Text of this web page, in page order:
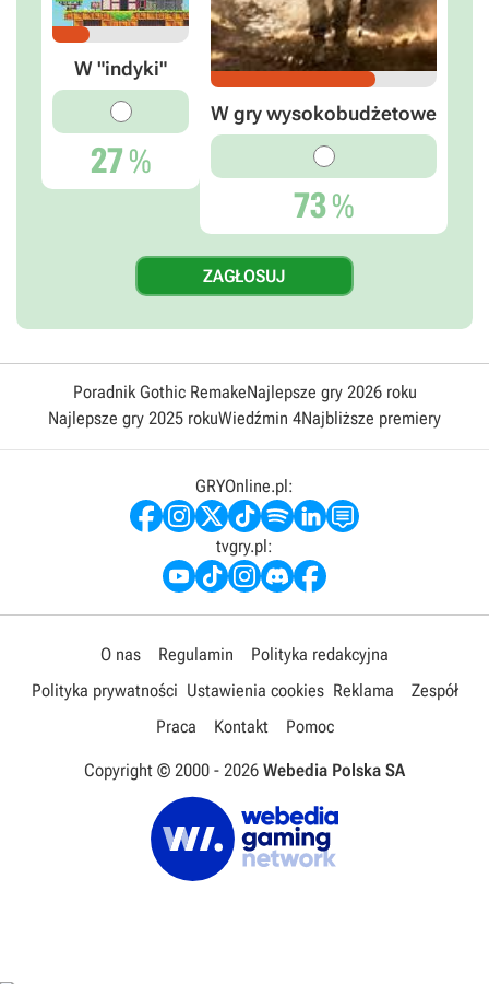
W "indyki"
27 %
W gry wysokobudżetowe
73%
Poradnik Gothic RemakeNajlepsze gry 2026 roku
Najlepsze gry 2025 rokuWiedźmin 4Najbliższe premiery
GRYOnline.pl:
tvgry.pl:
O nas Regulamin
Polityka redakcyjna
Polityka prywatności Ustawienia cookies Reklama
Zespół
Praca
Kontakt Pomoc
Copyright © 2000 - 2026 Webedia Polska SA